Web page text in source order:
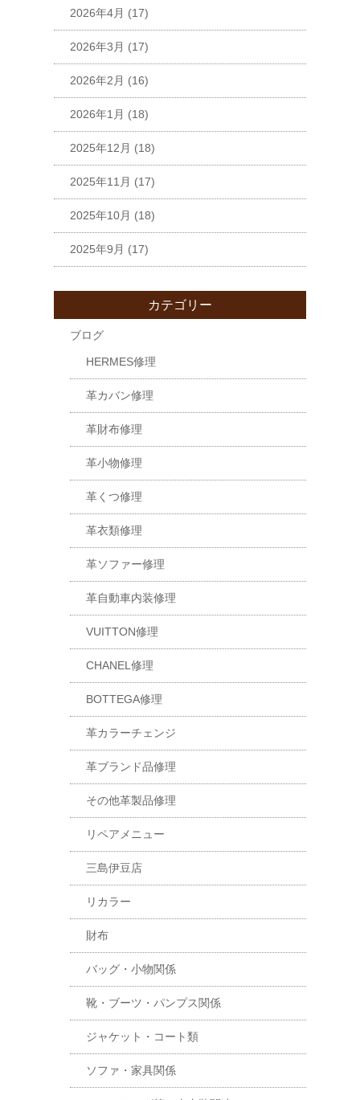
2026年4月 (17)
2026年3月 (17)
2026年2月 (16)
2026年1月 (18)
2025年12月 (18)
2025年11月 (17)
2025年10月 (18)
2025年9月 (17)
カテゴリー
ブログ
HERMES修理
革カバン修理
革財布修理
革小物修理
革くつ修理
革衣類修理
革ソファー修理
革自動車内装修理
VUITTON修理
CHANEL修理
BOTTEGA修理
革カラーチェンジ
革ブランド品修理
その他革製品修理
リペアメニュー
三島伊豆店
リカラー
財布
バッグ・小物関係
靴・ブーツ・パンプス関係
ジャケット・コート類
ソファ・家具関係